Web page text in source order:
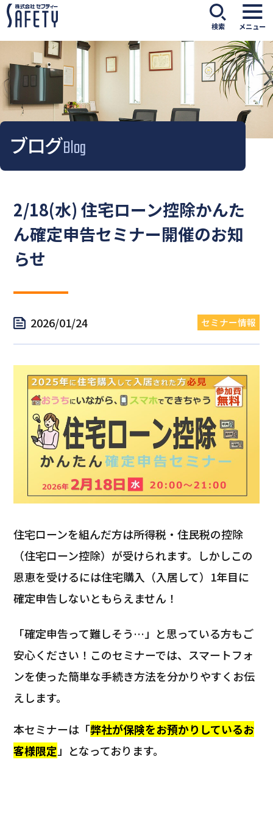
検索 メニュー
ブログBlog
2/18(水) 住宅ローン控除かんた
ん確定申告セミナー開催のお知
らせ
2026/01/24 セミナー情報
住宅ローンを組んだ方は所得税・住民税の控除
（住宅ローン控除）が受けられます。しかしこの
恩恵を受けるには住宅購入（入居して）1年目に
確定申告しないともらえません！
「確定申告って難しそう…」と思っている方もご
安心ください！このセミナーでは、スマートフォ
ンを使った簡単な手続き方法を分かりやすくお伝
えします。
本セミナーは「弊社が保険をお預かりしているお
客様限定 」となっております。